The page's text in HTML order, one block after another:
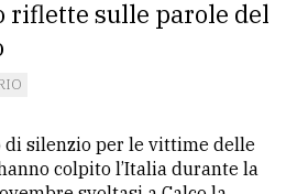
riflette sulle parole del
di silenzio per le vittime delle
colpito l’Italia durante la